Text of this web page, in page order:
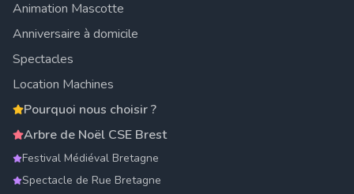
Animation Mascotte
Anniversaire à domicile
Spectacles
Location Machines
Pourquoi nous choisir ?
Arbre de Noël CSE Brest
Festival Médiéval Bretagne
Spectacle de Rue Bretagne